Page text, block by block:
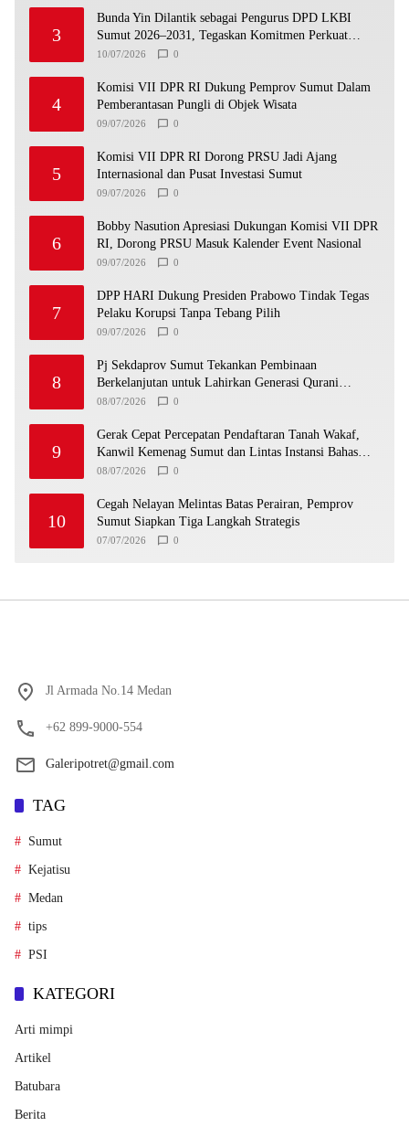
3
Bunda Yin Dilantik sebagai Pengurus DPD LKBI
Sumut 2026–2031, Tegaskan Komitmen Perkuat
Toleransi dan Kerukunan
10/07/2026 0
4
Komisi VII DPR RI Dukung Pemprov Sumut Dalam
Pemberantasan Pungli di Objek Wisata
09/07/2026 0
5
Komisi VII DPR RI Dorong PRSU Jadi Ajang
Internasional dan Pusat Investasi Sumut
09/07/2026 0
6
Bobby Nasution Apresiasi Dukungan Komisi VII DPR
RI, Dorong PRSU Masuk Kalender Event Nasional
09/07/2026 0
7
DPP HARI Dukung Presiden Prabowo Tindak Tegas
Pelaku Korupsi Tanpa Tebang Pilih
09/07/2026 0
8
Pj Sekdaprov Sumut Tekankan Pembinaan
Berkelanjutan untuk Lahirkan Generasi Qurani
Berkarakter
08/07/2026 0
9
Gerak Cepat Percepatan Pendaftaran Tanah Wakaf,
Kanwil Kemenag Sumut dan Lintas Instansi Bahas
Draf MoU
08/07/2026 0
10
Cegah Nelayan Melintas Batas Perairan, Pemprov
Sumut Siapkan Tiga Langkah Strategis
07/07/2026 0
Jl Armada No.14 Medan
+62 899-9000-554
Galeripotret@gmail.com
TAG
Sumut
Kejatisu
Medan
tips
PSI
KATEGORI
Arti mimpi
Artikel
Batubara
Berita